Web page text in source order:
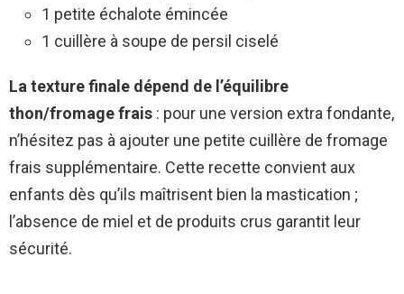
1 petite échalote émincée
1 cuillère à soupe de persil ciselé
La texture finale dépend de l’équilibre
thon/fromage frais : pour une version extra fondante,
n’hésitez pas à ajouter une petite cuillère de fromage
frais supplémentaire. Cette recette convient aux
enfants dès qu’ils maîtrisent bien la mastication ;
l’absence de miel et de produits crus garantit leur
sécurité.